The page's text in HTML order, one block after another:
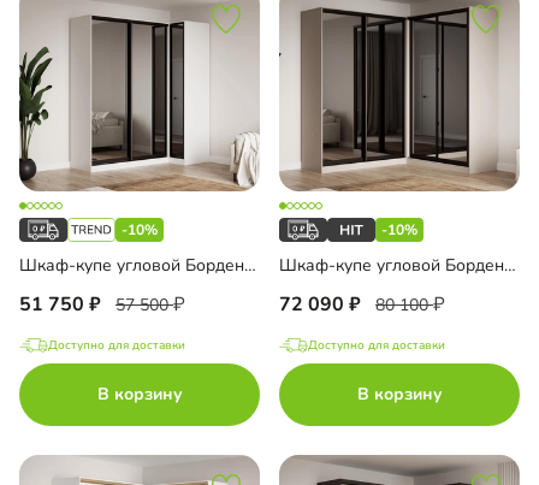
-10%
Шкаф-купе угловой Борден-5-5 1000
51 750 57 500
Доступно для доставки
В корзину
-10%
Шкаф-купе угловой Борден-6-5 2000
72 090 80 100
Доступно для доставки
В корзину